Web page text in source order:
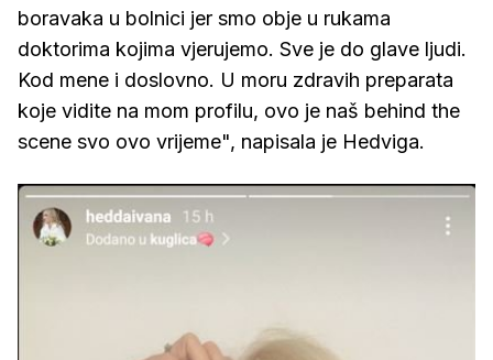
boravaka u bolnici jer smo obje u rukama
doktorima kojima vjerujemo. Sve je do glave ljudi.
Kod mene i doslovno. U moru zdravih preparata
koje vidite na mom profilu, ovo je naš behind the
scene svo ovo vrijeme", napisala je Hedviga.